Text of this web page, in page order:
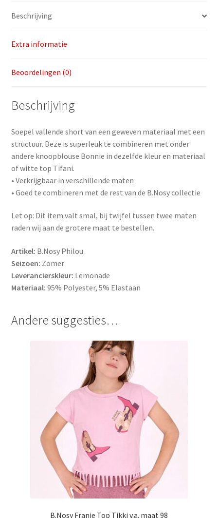
Beschrijving
Extra informatie
Beoordelingen (0)
Beschrijving
Soepel vallende short van een geweven materiaal met een
structuur. Deze is superleuk te combineren met onder
andere knoopblouse Bonnie in dezelfde kleur en materiaal
of witte top Tifani.
• Verkrijgbaar in verschillende maten
• Goed te combineren met de rest van de B.Nosy collectie
Let op: Dit item valt smal, bij twijfel tussen twee maten
raden wij aan de grotere maat te bestellen.
Artikel: B.Nosy Philou
Seizoen: Zomer
Leverancierskleur: Lemonade
Materiaal: 95% Polyester, 5% Elastaan
Andere suggesties…
B.Nosy Franje Top Tikki v.a. maat 98